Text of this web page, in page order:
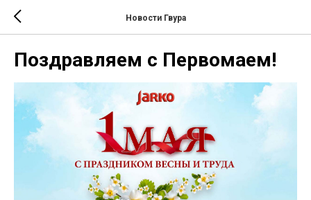
Новости Гвура
Поздравляем с Первомаем!